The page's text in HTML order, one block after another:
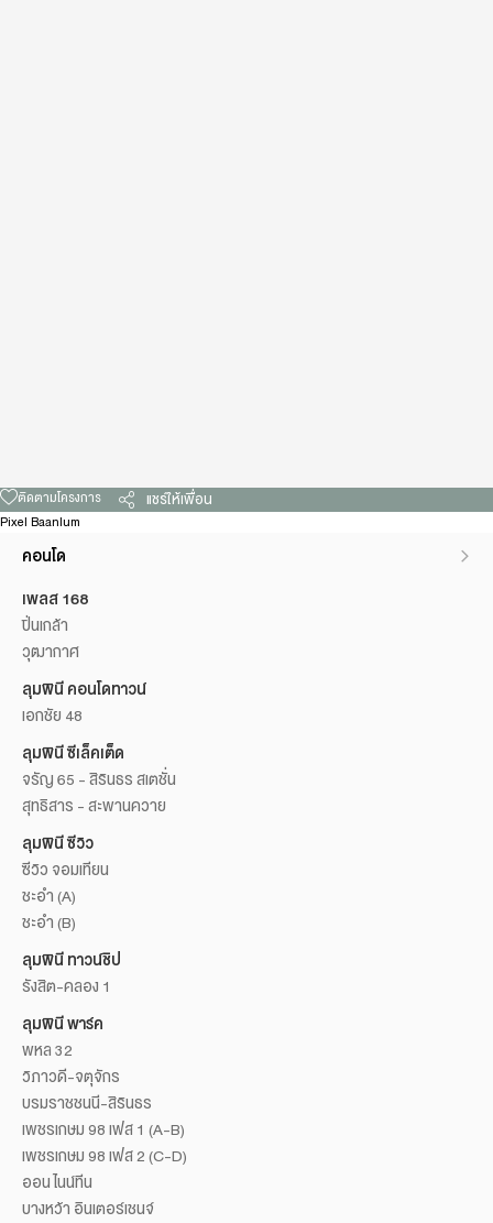
ติดตามโครงการ แชร์ให้เพื่อน
Pixel Baanlum
คอนโด
เพลส 168
ปิ่นเกล้า
วุฒากาศ
ลุมพินี คอนโดทาวน์
เอกชัย 48
ลุมพินี ซีเล็คเต็ด
จรัญ 65 - สิรินธร สเตชั่น
สุทธิสาร - สะพานควาย
ลุมพินี ซีวิว
ซีวิว จอมเทียน
ชะอำ (A)
ชะอำ (B)
ลุมพินี ทาวน์ชิป
รังสิต-คลอง 1
ลุมพินี พาร์ค
พหล 32
วิภาวดี-จตุจักร
บรมราชชนนี-สิรินธร
เพชรเกษม 98 เฟส 1 (A-B)
เพชรเกษม 98 เฟส 2 (C-D)
ออน ไนน์ทีน
บางหว้า อินเตอร์เชนจ์